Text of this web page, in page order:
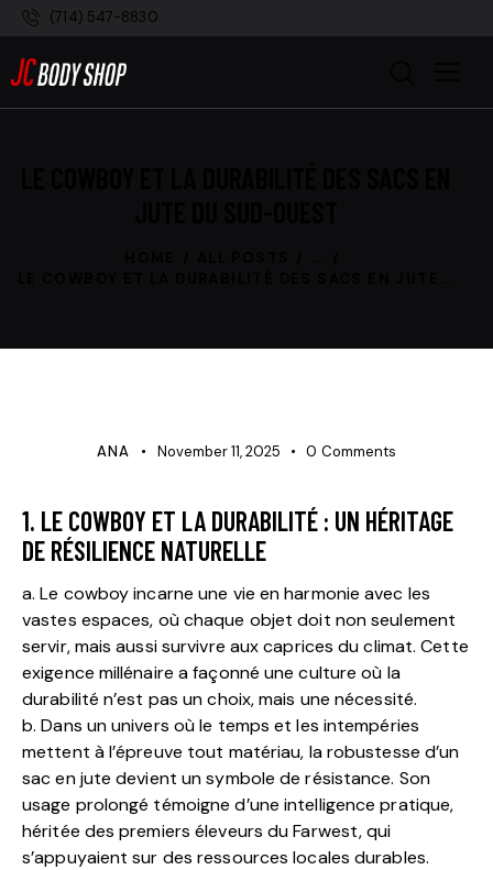
(714) 547-8830
ANA November 11, 2025 0 Comments
1. LE COWBOY ET LA DURABILITÉ : UN HÉRITAGE
DE RÉSILIENCE NATURELLE
a. Le cowboy incarne une vie en harmonie avec les
vastes espaces, où chaque objet doit non seulement
servir, mais aussi survivre aux caprices du climat. Cette
exigence millénaire a façonné une culture où la
durabilité n’est pas un choix, mais une nécessité.
b. Dans un univers où le temps et les intempéries
mettent à l’épreuve tout matériau, la robustesse d’un
sac en jute devient un symbole de résistance. Son
usage prolongé témoigne d’une intelligence pratique,
héritée des premiers éleveurs du Farwest, qui
s’appuyaient sur des ressources locales durables.